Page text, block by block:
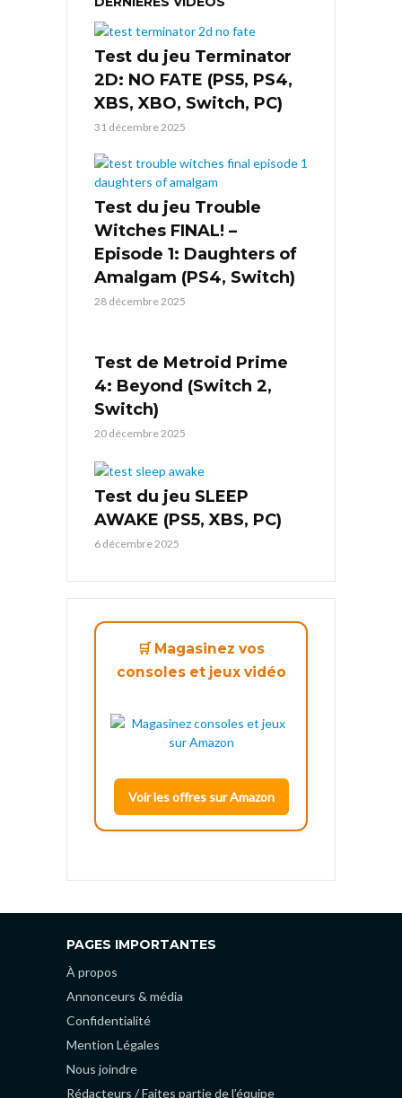
Test du jeu Terminator
2D: NO FATE (PS5, PS4,
XBS, XBO, Switch, PC)
31 décembre 2025
Test du jeu Trouble
Witches FINAL! –
Episode 1: Daughters of
Amalgam (PS4, Switch)
28 décembre 2025
Test de Metroid Prime
4: Beyond (Switch 2,
Switch)
20 décembre 2025
Test du jeu SLEEP
AWAKE (PS5, XBS, PC)
6 décembre 2025
🛒 Magasinez vos
consoles et jeux vidéo
Voir les offres sur Amazon
PAGES IMPORTANTES
À propos
Annonceurs & média
Confidentialité
Mention Légales
Nous joindre
Rédacteurs / Faites partie de l’équipe